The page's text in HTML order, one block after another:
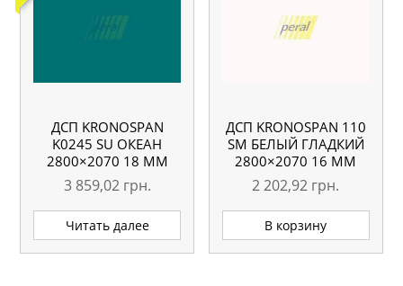
ДСП KRONOSPAN
K0245 SU ОКЕАН
2800×2070 18 ММ
3 859,02 грн.
Читать далее
ДСП KRONOSPAN 110
SM БЕЛЫЙ ГЛАДКИЙ
2800×2070 16 ММ
2 202,92 грн.
В корзину